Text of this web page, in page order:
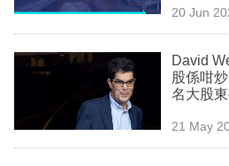
商
業
科
技
20 Jun
David
股係咁
名大股
21 May